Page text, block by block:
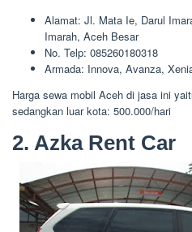
Alamat: Jl. Mata Ie, Darul
Imarah, Aceh Besar
No. Telp: 085260180318
Armada: Innova, Avanza,
Harga sewa mobil Aceh di jasa ini
sedangkan luar kota: 500.000/hari
2. Azka Rent Car